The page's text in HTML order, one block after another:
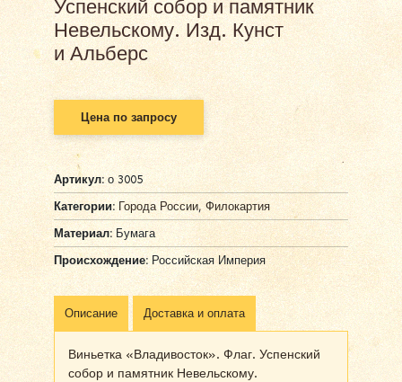
Успенский собор и памятник
Невельскому. Изд. Кунст
и Альберс
Цена по запросу
Артикул:о 3005
Категории: Города России,Филокартия
Материал:Бумага
Происхождение:Российская Империя
Описание Доставка и оплата
Виньетка «Владивосток». Флаг. Успенский
собор и памятник Невельскому.